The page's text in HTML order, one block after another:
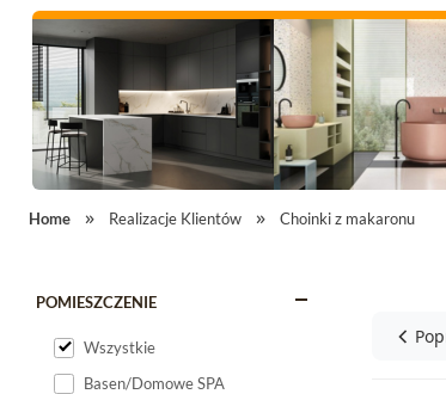
Home Realizacje Klientów Choinki z makaronu
POMIESZCZENIE
Wszystkie
Basen/Domowe SPA